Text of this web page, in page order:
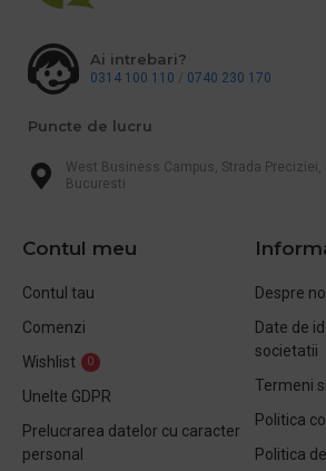
Ai intrebari?
0314 100 110 / 0740 230 170
Puncte de lucru
West Business Campus, Strada Preciziei,
Bucuresti
Contul meu
Contul tau
Comenzi
Wishlist
0
Unelte GDPR
Prelucrarea datelor cu caracter
personal
Despre
Date de
societatii
Termeni
Politica
Politica